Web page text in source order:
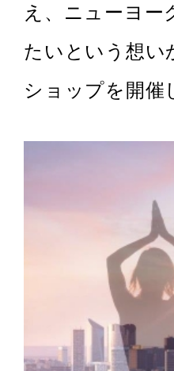
え、ニューヨ
たいという想い
ショップを開催